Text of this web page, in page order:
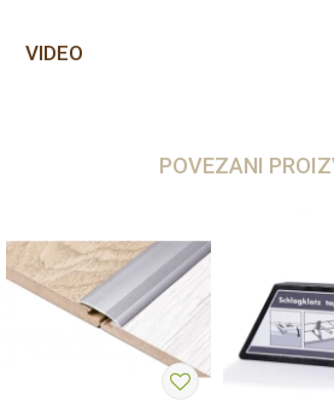
VIDEO
POVEZANI